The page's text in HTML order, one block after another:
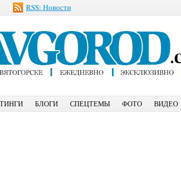
RSS: Новости
БЛОГИ СПЕЦТЕМЫ ФОТО ВИДЕО